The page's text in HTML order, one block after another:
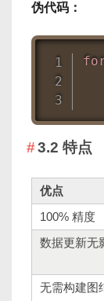
伪代码：
3.2 特点
优点
100% 精度
数据更新无
无需构建图